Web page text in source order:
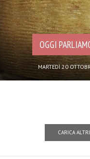
OGGI
MARTEDÌ 20
CARICA ALTRI